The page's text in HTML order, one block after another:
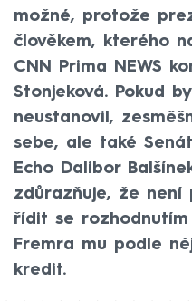
možné, protože
člověkem, kterého
CNN Prima NEWS
Stonjeková. Pokud
neustanovil,
sebe, ale také
Echo Dalibor
zdůrazňuje, že není
řídit se rozhodnutím
Fremra mu podle
kredit.